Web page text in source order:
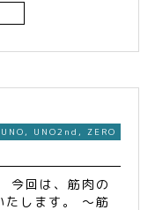
UNO , UNO2nd ,ZERO
今回は、筋肉の
たします。 〜筋